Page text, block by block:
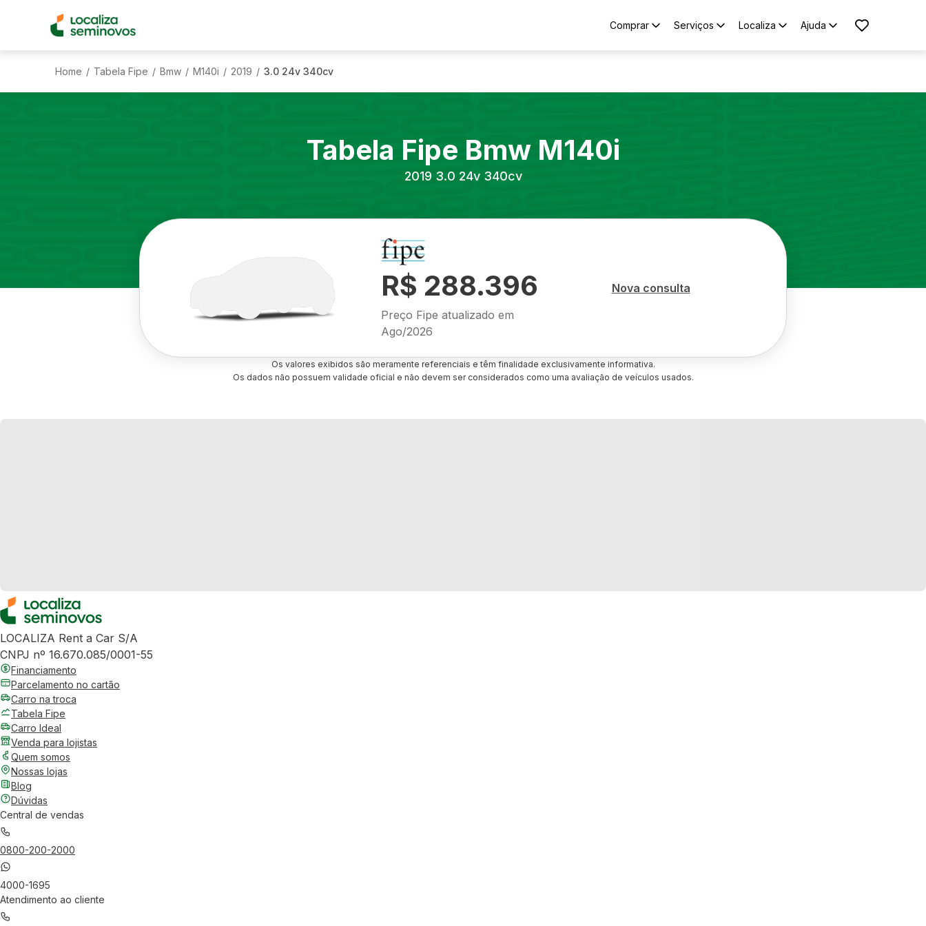
Comprar Serviços Localiza Ajuda
Home / Tabela Fipe / Bmw / M140i / 2019 / 3.0 24v 340cv
Tabela Fipe Bmw M140i
2019 3.0 24v 340cv
R$ 288.396
Preço Fipe atualizado em
Ago/2026
Nova consulta
Os valores exibidos são meramente referenciais e têm finalidade exclusivamente informativa.
Os dados não possuem validade oficial e não devem ser considerados como uma avaliação de veículos usados.
LOCALIZA Rent a Car S/A
CNPJ nº 16.670.085/0001-55
Financiamento
Parcelamento no cartão
Carro na troca
Tabela Fipe
Carro Ideal
Venda para lojistas
Quem somos
Nossas lojas
Blog
Dúvidas
Central de vendas
0800-200-2000
4000-1695
Atendimento ao cliente